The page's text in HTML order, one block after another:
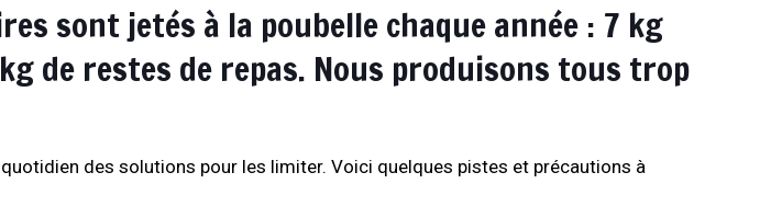
sont jetés à la poubelle chaque année : 7 kg
de restes de repas. Nous produisons tous trop
des solutions pour les limiter. Voici quelques pistes et précautions à